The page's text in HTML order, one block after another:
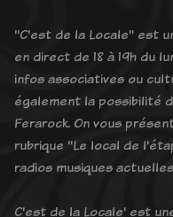
"C'est de la Locale" est
en direct de 18 à 19h du
infos associatives ou
également la possibilité
Ferarock. On vous
rubrique "Le local de
radios musiques
C'est de la Locale' est